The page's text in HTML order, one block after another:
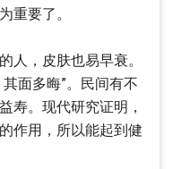
重要了。
人，皮肤也易早衰。
其面多晦”。民间有不
寿。现代研究证明，
作用，所以能起到健